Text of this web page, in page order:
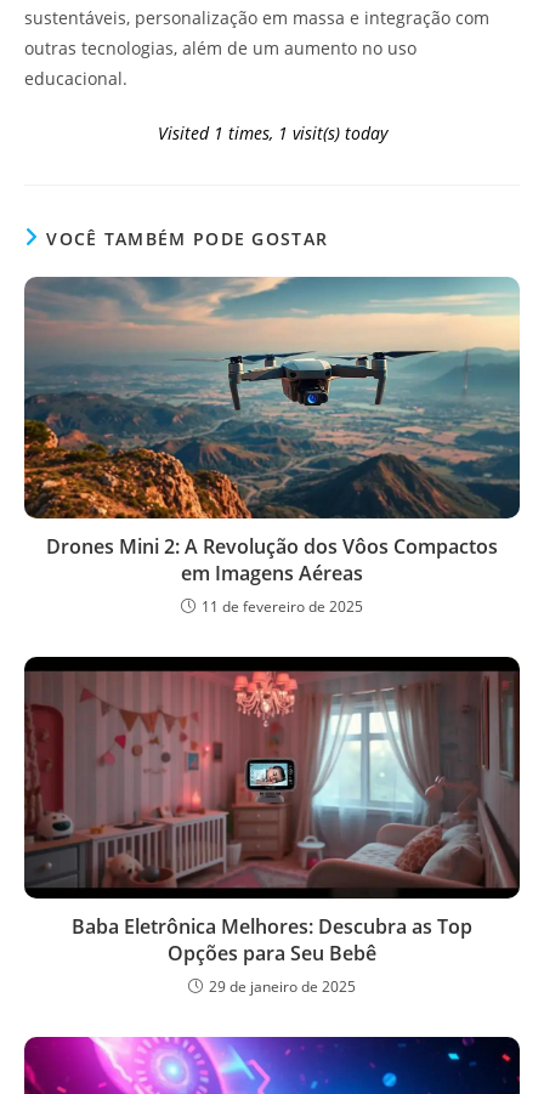
sustentáveis, personalização em massa e integração com
outras tecnologias, além de um aumento no uso
educacional.
Visited 1 times, 1 visit(s) today
VOCÊ TAMBÉM PODE GOSTAR
Drones Mini 2: A Revolução dos Vôos Compactos
em Imagens Aéreas
11 de fevereiro de 2025
Baba Eletrônica Melhores: Descubra as Top
Opções para Seu Bebê
29 de janeiro de 2025